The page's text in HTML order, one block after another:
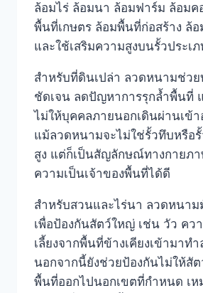
ล้อมไร่ ล้อมนา ล้อมฟาร์ม ล้อมค
พื้นที่เกษตร ล้อมพื้นที่ก่อสร้าง ล้
และใช้เสริมความสูงบนรั้วประเ
สำหรับที่ดินเปล่า ลวดหนามช่วย
ชัดเจน ลดปัญหาการรุกล้ำพื้นที่
ไม่ให้บุคคลภายนอกเดินผ่านเข้
แม้ลวดหนามจะไม่ใช่รั้วทึบหรือ
สูง แต่ก็เป็นสัญลักษณ์ทางกายภ
ความเป็นเจ้าของพื้นที่ได้ดี
สำหรับสวนและไร่นา ลวดหนา
เพื่อป้องกันสัตว์ใหญ่ เช่น วัว คว
เลี้ยงจากพื้นที่ข้างเคียงเข้ามาท
นอกจากนี้ยังช่วยป้องกันไม่ให้สัต
พื้นที่ออกไปนอกเขตที่กำหนด เห